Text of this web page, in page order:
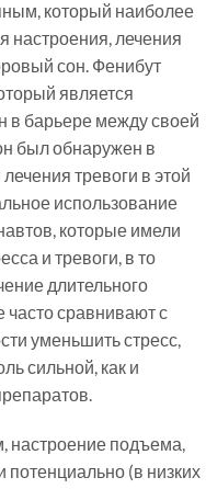
который наиболее
настроения, лечения
сон. Фенибут
является
в барьере между своей
был обнаружен в
тревоги в этой
использование
которые имели
и тревоги, в то
длительного
сравнивают с
уменьшить стресс,
сильной, как и
настроение подъема,
(в низких